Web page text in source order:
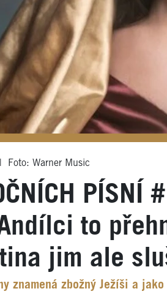
Foto: Warner Music
PÍSNÍ
to
jim ale
znamená zbožný Ježíši a